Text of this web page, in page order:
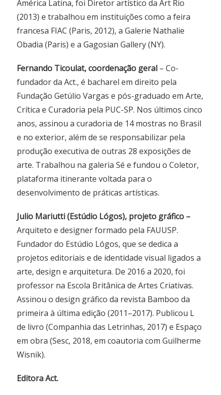
América Latina, foi Diretor artístico da Art Rio
(2013) e trabalhou em instituições como a feira
francesa FIAC (Paris, 2012), a Galerie Nathalie
Obadia (Paris) e a Gagosian Gallery (NY).
Fernando Ticoulat, coordenação geral – Co-
fundador da Act., é bacharel em direito pela
Fundação Getúlio Vargas e pós-graduado em Arte,
Crítica e Curadoria pela PUC-SP. Nos últimos cinco
anos, assinou a curadoria de 14 mostras no Brasil
e no exterior, além de se responsabilizar pela
produção executiva de outras 28 exposições de
arte. Trabalhou na galeria Sé e fundou o Coletor,
plataforma itinerante voltada para o
desenvolvimento de práticas artísticas.
Julio Mariutti (Estúdio Lógos), projeto gráfico –
Arquiteto e designer formado pela FAUUSP.
Fundador do Estúdio Lógos, que se dedica a
projetos editoriais e de identidade visual ligados a
arte, design e arquitetura. De 2016 a 2020, foi
professor na Escola Britânica de Artes Criativas.
Assinou o design gráfico da revista Bamboo da
primeira à última edição (2011–2017). Publicou L
de livro (Companhia das Letrinhas, 2017) e Espaço
em obra (Sesc, 2018, em coautoria com Guilherme
Wisnik).
Editora Act.